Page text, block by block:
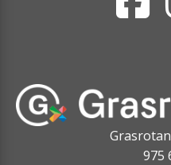
975